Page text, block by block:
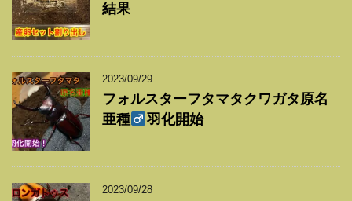
結果
2023/09/29
フォルスターフタマタクワガタ原名
亜種
羽化開始
2023/09/28